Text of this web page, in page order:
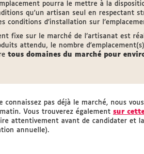
pourra le mettre à la
qu’un artisan seul en respectant
conditions d’installation sur
fixe sur le marché de l’artisanat est
attendu, le nombre
tous domaines du marché pour
connaissez pas déjà le marché, nous
Vous trouverez également sur
attentivement avant de candidater et
annuelle).